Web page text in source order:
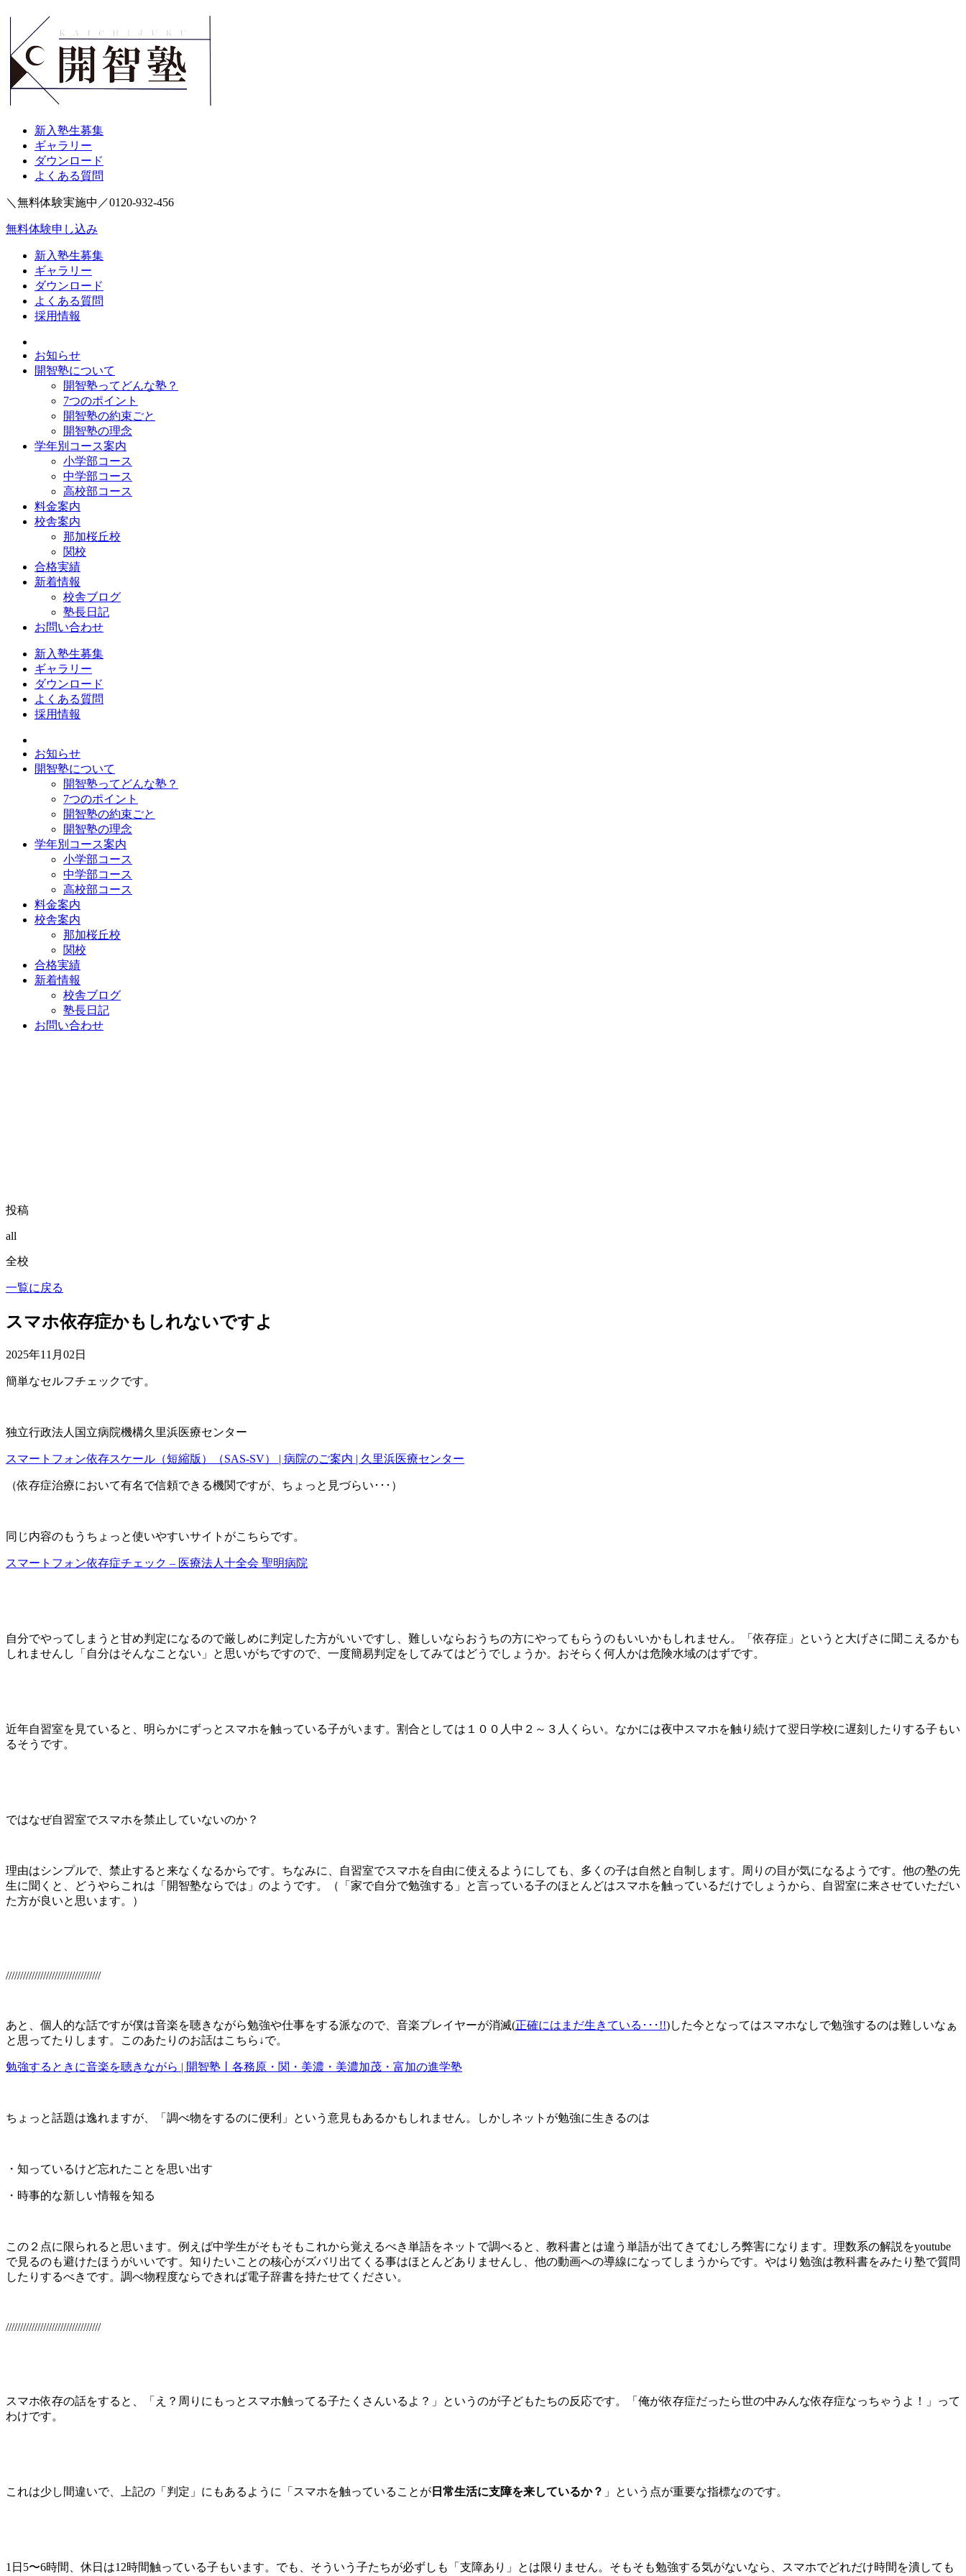
新入塾生募集
ギャラリー
ダウンロード
よくある質問
＼無料体験実施中／0120-932-456
無料体験申し込み
新入塾生募集
ギャラリー
ダウンロード
よくある質問
採用情報
お知らせ
開智塾について
開智塾ってどんな塾？
7つのポイント
開智塾の約束ごと
開智塾の理念
学年別コース案内
小学部コース
中学部コース
高校部コース
料金案内
校舎案内
那加桜丘校
関校
合格実績
新着情報
校舎ブログ
塾長日記
お問い合わせ
新入塾生募集
ギャラリー
ダウンロード
よくある質問
採用情報
お知らせ
開智塾について
開智塾ってどんな塾？
7つのポイント
開智塾の約束ごと
開智塾の理念
学年別コース案内
小学部コース
中学部コース
高校部コース
料金案内
校舎案内
那加桜丘校
関校
合格実績
新着情報
校舎ブログ
塾長日記
お問い合わせ
投稿
all
全校
一覧に戻る
スマホ依存症かもしれないですよ
2025年11月02日
簡単なセルフチェックです。
独立行政法人国立病院機構久里浜医療センター
スマートフォン依存スケール（短縮版）（SAS-SV） | 病院のご案内 | 久里浜医療センター
（依存症治療において有名で信頼できる機関ですが、ちょっと見づらい･･･）
同じ内容のもうちょっと使いやすいサイトがこちらです。
スマートフォン依存症チェック – 医療法人十全会 聖明病院
自分でやってしまうと甘め判定になるので厳しめに判定した方がいいですし、難しいならおうちの方にやってもらうのもいいかもしれません。「依存症」というと大げさに聞こえるかも
しれませんし「自分はそんなことない」と思いがちですので、一度簡易判定をしてみてはどうでしょうか。おそらく何人かは危険水域のはずです。
近年自習室を見ていると、明らかにずっとスマホを触っている子がいます。割合としては１００人中２～３人くらい。なかには夜中スマホを触り続けて翌日学校に遅刻したりする子もい
るそうです。
ではなぜ自習室でスマホを禁止していないのか？
理由はシンプルで、禁止すると来なくなるからです。ちなみに、自習室でスマホを自由に使えるようにしても、多くの子は自然と自制します。周りの目が気になるようです。他の塾の先
生に聞くと、どうやらこれは「開智塾ならでは」のようです。（「家で自分で勉強する」と言っている子のほとんどはスマホを触っているだけでしょうから、自習室に来させていただい
た方が良いと思います。）
/////////////////////////////////
あと、個人的な話ですが僕は音楽を聴きながら勉強や仕事をする派なので、音楽プレイヤーが消滅(正確にはまだ生きている･･･!!)した今となってはスマホなしで勉強するのは難しいなぁ
と思ってたりします。このあたりのお話はこちら↓で。
勉強するときに音楽を聴きながら | 開智塾丨各務原・関・美濃・美濃加茂・富加の進学塾
ちょっと話題は逸れますが、「調べ物をするのに便利」という意見もあるかもしれません。しかしネットが勉強に生きるのは
・知っているけど忘れたことを思い出す
・時事的な新しい情報を知る
この２点に限られると思います。例えば中学生がそもそもこれから覚えるべき単語をネットで調べると、教科書とは違う単語が出てきてむしろ弊害になります。理数系の解説をyoutube
で見るのも避けたほうがいいです。知りたいことの核心がズバリ出てくる事はほとんどありませんし、他の動画への導線になってしまうからです。やはり勉強は教科書をみたり塾で質問
したりするべきです。調べ物程度ならできれば電子辞書を持たせてください。
/////////////////////////////////
スマホ依存の話をすると、「え？周りにもっとスマホ触ってる子たくさんいるよ？」というのが子どもたちの反応です。「俺が依存症だったら世の中みんな依存症なっちゃうよ！」って
わけです。
これは少し間違いで、上記の「判定」にもあるように「スマホを触っていることが 日常生活に支障を来しているか？ 」という点が重要な指標なのです。
1日5〜6時間、休日は12時間触っている子もいます。でも、そういう子たちが必ずしも「支障あり」とは限りません。そもそも勉強する気がないなら、スマホでどれだけ時間を潰しても